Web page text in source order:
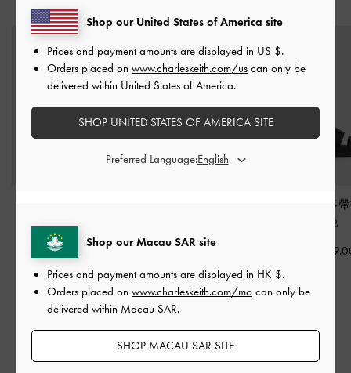
HK$399.00 HK$399.00
Petina 麂皮多
黑色
相關類別
金色 涼鞋
金色 鞋款
拖鞋
涼鞋
Shop our Macau SAR site
Prices and payment amounts are displayed in HK $.
Orders placed on www.charleskeith.com/mo can only be
delivered within Macau SAR.
SHOP MACAU SAR SITE
Shop our United States of America site
Prices and payment amounts are displayed in US $.
Orders placed on www.charleskeith.com/us can only be
delivered within United States of America.
SHOP UNITED STATES OF AMERICA SITE
Preferred Language: